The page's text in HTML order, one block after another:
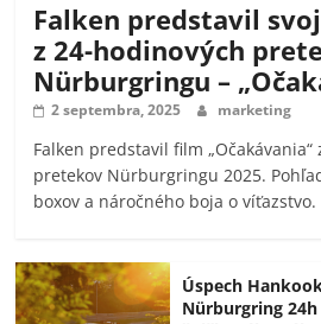
Falken predstavil
z 24-hodinových
Nürburgringu –
2 septembra, 2025 marketing
Falken predstavil film „Očakávania“
pretekov Nürburgringu 2025.
boxov a náročného boja o víťazstvo.
Úspech
Nürburgring 24h